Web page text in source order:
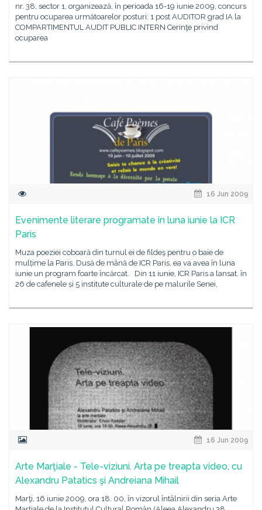
nr. 38, sector 1, organizează, în perioada 16-19 iunie 2009, concurs
pentru ocuparea următoarelor posturi: 1 post AUDITOR grad IA la
COMPARTIMENTUL AUDIT PUBLIC INTERN Cerinţe privind
ocuparea
16 Jun 2009
Evenimente literare programate în luna iunie la ICR
Paris
Muza poeziei coboară din turnul ei de fildeş pentru o baie de
mulțime la Paris. Dusă de mână de ICR Paris, ea va avea în luna
iunie un program foarte încărcat. Din 11 iunie, ICR Paris a lansat, în
26 de cafenele și 5 institute culturale de pe malurile Senei,
16 Jun 2009
Arte Marţiale - Tele-viziuni. Arta pe treapta video, cu
Alexandru Patatics şi Andreiana Mihail
Marţi, 16 iunie 2009, ora 18. 00, în vizorul întâlnirii din seria Arte